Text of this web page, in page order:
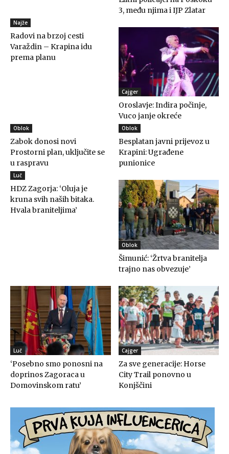
3, među njima i IJP Zlatar
Najže
Radovi na brzoj cesti
Varaždin – Krapina idu
prema planu
Cajger
Oroslavje: Indira počinje,
Vuco janje okreće
Oblok
Zabok donosi novi
Prostorni plan, uključite se
u raspravu
Oblok
Besplatan javni prijevoz u
Krapini: Ugrađene
punionice
Luč
HDZ Zagorja: ‘Oluja je
kruna svih naših bitaka.
Hvala braniteljima’
Oblok
Šimunić: ‘Žrtva branitelja
trajno nas obvezuje’
Luč
‘Posebno smo ponosni na
doprinos Zagoraca u
Domovinskom ratu’
Cajger
Za sve generacije: Horse
City Trail ponovno u
Konjščini